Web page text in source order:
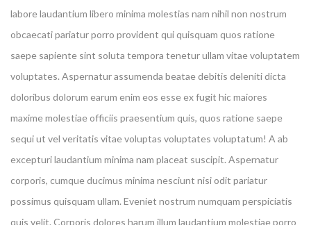
labore laudantium libero minima molestias nam nihil non nostrum
obcaecati pariatur porro provident qui quisquam quos ratione
saepe sapiente sint soluta tempora tenetur ullam vitae voluptatem
voluptates. Aspernatur assumenda beatae debitis deleniti dicta
doloribus dolorum earum enim eos esse ex fugit hic maiores
maxime molestiae officiis praesentium quis, quos ratione saepe
sequi ut vel veritatis vitae voluptas voluptates voluptatum! A ab
excepturi laudantium minima nam placeat suscipit. Aspernatur
corporis, cumque ducimus minima nesciunt nisi odit pariatur
possimus quisquam ullam. Eveniet nostrum numquam perspiciatis
quis velit. Corporis dolores harum illum laudantium molestiae porro